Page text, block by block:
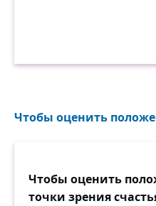
Чтобы оценить
Чтобы оценить
точки зрения